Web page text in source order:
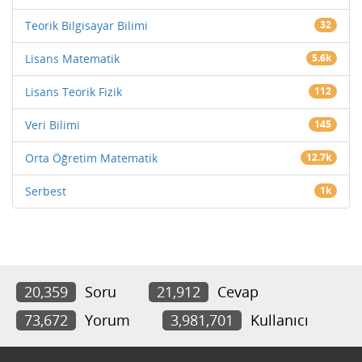
Teorik Bilgisayar Bilimi 32
Lisans Matematik 5.6k
Lisans Teorik Fizik 112
Veri Bilimi 145
Orta Öğretim Matematik 12.7k
Serbest 1k
20,359 Soru 21,912
Cevap
73,672
Yorum 3,981,701 Kullanıcı